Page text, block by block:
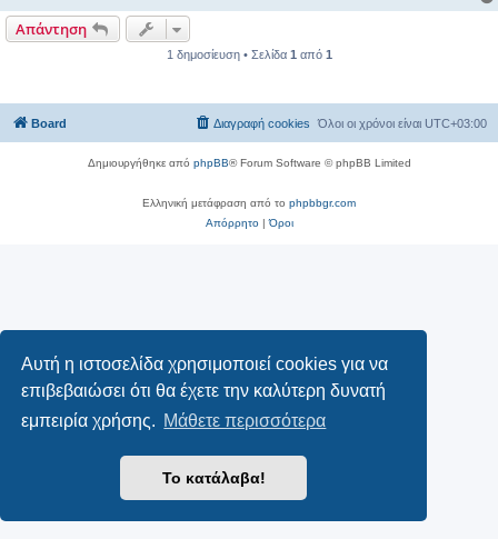
Αυτή η ιστοσελίδα χρησιμοποιεί cookies για να
επιβεβαιώσει ότι θα έχετε την καλύτερη δυνατή
εμπειρία χρήσης. Μάθετε περισσότερα
Το κατάλαβα!
Απάντηση
1 δημοσίευση • Σελίδα 1 από 1
Board Όλοι οι χρόνοι είναι UTC+03:00
Διαγραφή cookies
Δημιουργήθηκε από phpBB® Forum Software © phpBB Limited
Ελληνική μετάφραση από το phpbbgr.com
Απόρρητο|Όροι